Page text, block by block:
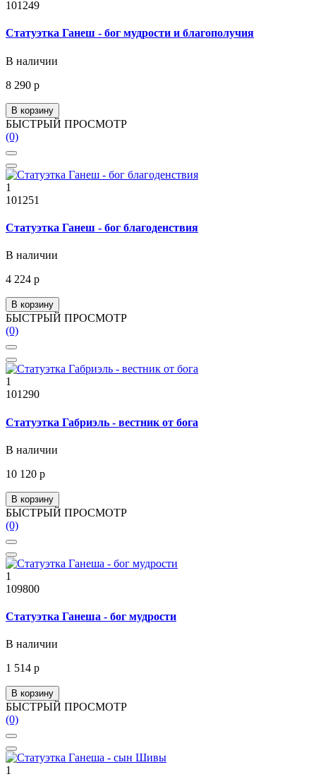
101249
Статуэтка Ганеш - бог мудрости и благополучия
В наличии
8 290 р
В корзину
БЫСТРЫЙ ПРОСМОТР
(0)
1
101251
Статуэтка Ганеш - бог благоденствия
В наличии
4 224 р
В корзину
БЫСТРЫЙ ПРОСМОТР
(0)
1
101290
Статуэтка Габриэль - вестник от бога
В наличии
10 120 р
В корзину
БЫСТРЫЙ ПРОСМОТР
(0)
1
109800
Статуэтка Ганеша - бог мудрости
В наличии
1 514 р
В корзину
БЫСТРЫЙ ПРОСМОТР
(0)
1